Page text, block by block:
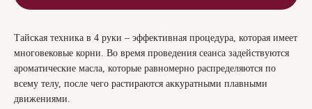
Тайская техника в 4 руки – эффективная процедура, которая имеет
многовековые корни. Во время проведения сеанса задействуются
ароматические масла, которые равномерно распределяются по
всему телу, после чего растираются аккуратными плавными
движениями.